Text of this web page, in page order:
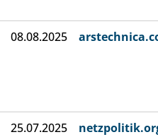
08.08.2025
25.07.2025